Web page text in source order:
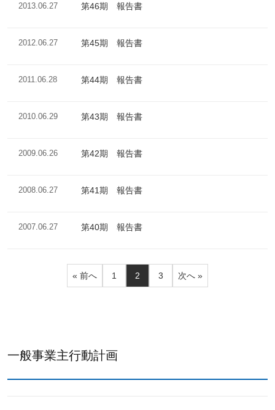
2013.06.27 第46期 報告書
2012.06.27 第45期 報告書
2011.06.28 第44期 報告書
2010.06.29 第43期 報告書
2009.06.26 第42期 報告書
2008.06.27 第41期 報告書
2007.06.27 第40期 報告書
« 前へ 1 2 3 次へ »
一般事業主行動計画